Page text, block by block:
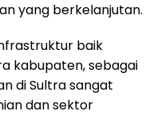
yang berkelanjutan.
baik
kabupaten, sebagai
di Sultra sangat
dan sektor